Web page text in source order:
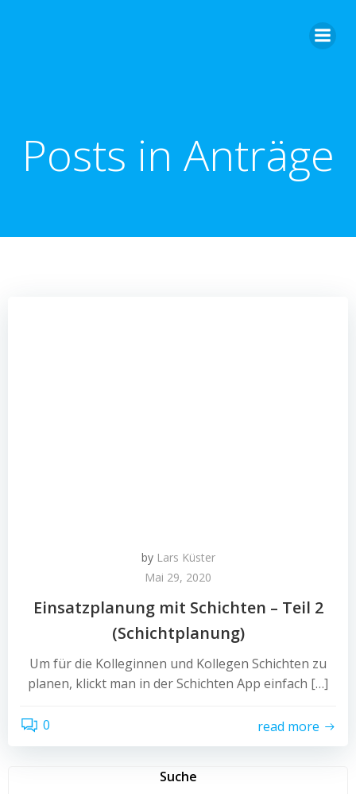
Posts in Anträge
by Lars Küster
Mai 29, 2020
Einsatzplanung mit Schichten – Teil 2
(Schichtplanung)
Um für die Kolleginnen und Kollegen Schichten zu
planen, klickt man in der Schichten App einfach […]
0 read more
Suche